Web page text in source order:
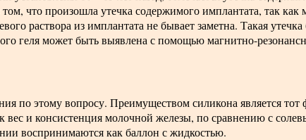
что произошла утечка содержимого имплантата, так как
раствора из имплантата не бывает заметна. Такая утечка
геля может быть выявлена с помощью магнитно-
по этому вопросу. Преимуществом силикона является тот
вес и консистенция молочной железы, по сравнению с
воспринимаются как баллон с жидкостью.